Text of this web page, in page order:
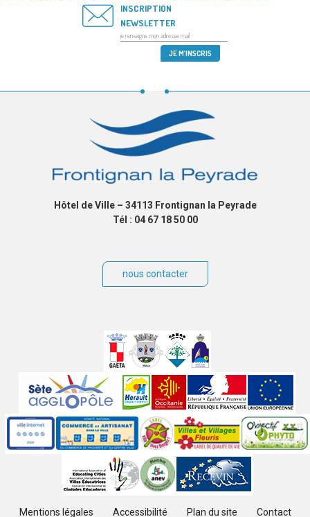
INSCRIPTION
NEWSLETTER
Hôtel de Ville – 34113 Frontignan la Peyrade
Tél : 04 67 18 50 00
nous contacter
partenaires
Labels
Mentions légales Accessibilité Plan du site Contact